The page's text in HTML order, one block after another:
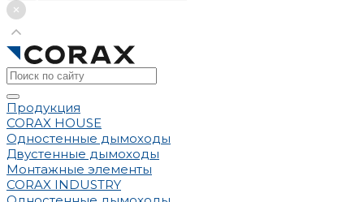
Продукция
CORAX HOUSE
Одностенные дымоходы
Двустенные дымоходы
Монтажные элементы
CORAX INDUSTRY